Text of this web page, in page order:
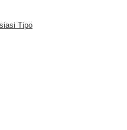
Tipo